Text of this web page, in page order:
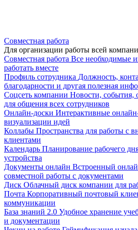
Совместная работа
Для организации работы всей
Совместная работа Все необходимые
работать вместе
Профиль сотрудника Должность,
благодарности и другая полезная
Соцсеть компании Новости, события,
для общения всех сотрудников
Онлайн-доски Интерактивные
визуализации идей
Коллабы Пространства для работы с
клиентами
Календарь Планирование рабочего
устройства
Документы онлайн Встроенный
совместной работы с документами
Диск Облачный диск компании для
Почта Корпоративный почтовый
коммуникации
База знаний 2.0 Удобное хранение
и документации